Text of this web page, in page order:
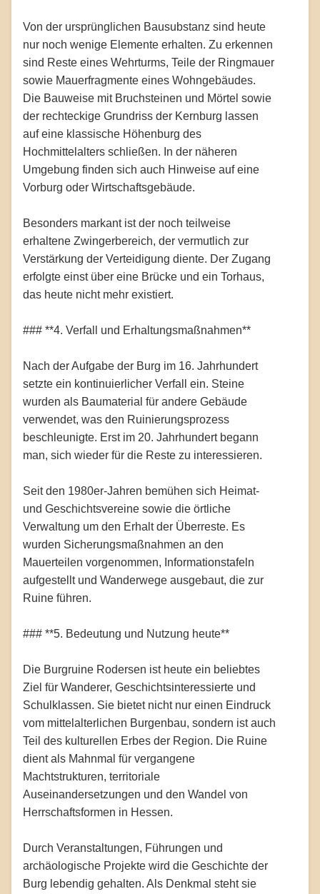
Von der ursprünglichen Bausubstanz sind heute
nur noch wenige Elemente erhalten. Zu erkennen
sind Reste eines Wehrturms, Teile der Ringmauer
sowie Mauerfragmente eines Wohngebäudes.
Die Bauweise mit Bruchsteinen und Mörtel sowie
der rechteckige Grundriss der Kernburg lassen
auf eine klassische Höhenburg des
Hochmittelalters schließen. In der näheren
Umgebung finden sich auch Hinweise auf eine
Vorburg oder Wirtschaftsgebäude.
Besonders markant ist der noch teilweise
erhaltene Zwingerbereich, der vermutlich zur
Verstärkung der Verteidigung diente. Der Zugang
erfolgte einst über eine Brücke und ein Torhaus,
das heute nicht mehr existiert.
### **4. Verfall und Erhaltungsmaßnahmen**
Nach der Aufgabe der Burg im 16. Jahrhundert
setzte ein kontinuierlicher Verfall ein. Steine
wurden als Baumaterial für andere Gebäude
verwendet, was den Ruinierungsprozess
beschleunigte. Erst im 20. Jahrhundert begann
man, sich wieder für die Reste zu interessieren.
Seit den 1980er-Jahren bemühen sich Heimat-
und Geschichtsvereine sowie die örtliche
Verwaltung um den Erhalt der Überreste. Es
wurden Sicherungsmaßnahmen an den
Mauerteilen vorgenommen, Informationstafeln
aufgestellt und Wanderwege ausgebaut, die zur
Ruine führen.
### **5. Bedeutung und Nutzung heute**
Die Burgruine Rodersen ist heute ein beliebtes
Ziel für Wanderer, Geschichtsinteressierte und
Schulklassen. Sie bietet nicht nur einen Eindruck
vom mittelalterlichen Burgenbau, sondern ist auch
Teil des kulturellen Erbes der Region. Die Ruine
dient als Mahnmal für vergangene
Machtstrukturen, territoriale
Auseinandersetzungen und den Wandel von
Herrschaftsformen in Hessen.
Durch Veranstaltungen, Führungen und
archäologische Projekte wird die Geschichte der
Burg lebendig gehalten. Als Denkmal steht sie